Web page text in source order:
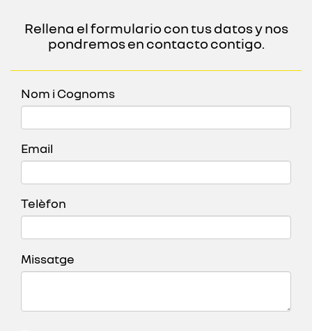
Rellena el formulario con tus datos y nos
pondremos en contacto contigo.
Nom i Cognoms
Email
Telèfon
Missatge